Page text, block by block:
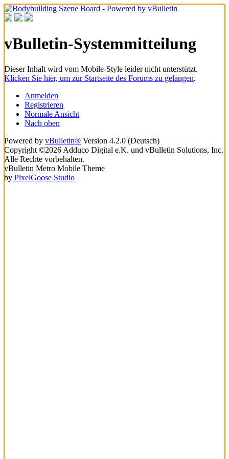
vBulletin-Systemmitteilung
Dieser Inhalt wird vom Mobile-Style leider nicht unterstützt.
Klicken Sie hier, um zur Startseite des Forums zu gelangen.
Anmelden
Registrieren
Normale Ansicht
Nach oben
Powered by vBulletin® Version 4.2.0 (Deutsch)
Copyright ©2026 Adduco Digital e.K. und vBulletin Solutions, Inc.
Alle Rechte vorbehalten.
vBulletin Metro Mobile Theme
by PixelGoose Studio